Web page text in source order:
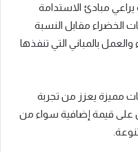
مبادئ الاستدامة
الخضراء مقابل النسبة
بالمباني التي تنفذها
مميزة يعزز من تجربة
على قيمة إضافية سواء من